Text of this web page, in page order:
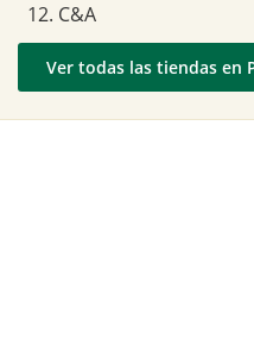
12. C&A
Ver todas las tiendas en